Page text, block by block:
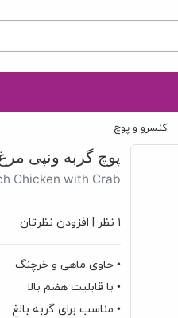
کنسرو و پوچ
پوچ گربه ونپی
Chicken with Crab
1 نظر | افزودن نظرتان
• حاوی ماهی و خرچنگ
• با قابلیت هضم بالا
• مناسب برای گربه بالغ